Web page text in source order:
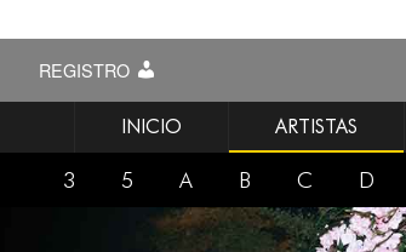
REGISTRO
INICIO ARTISTAS
3 5 A B C D